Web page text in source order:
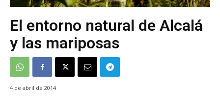
El entorno natural de Alcalá
y las mariposas
4 de abril de 2014